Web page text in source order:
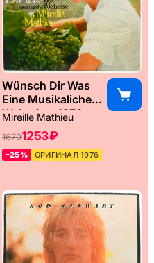
Wünsch Dir Was
Eine Musikaliche
Weltreise, 1976
Mireille Mathieu
16701253 ₽
–25% ОРИГИНАЛ 1976